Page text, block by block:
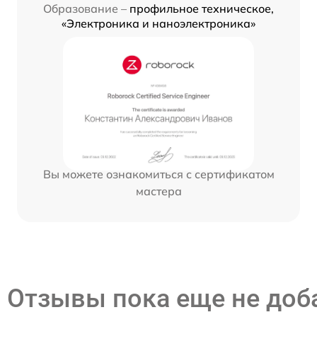
Образование – профильное техническое,
«Электроника и наноэлектроника»
Вы можете ознакомиться с сертификатом
мастера
Отзывы пока еще не